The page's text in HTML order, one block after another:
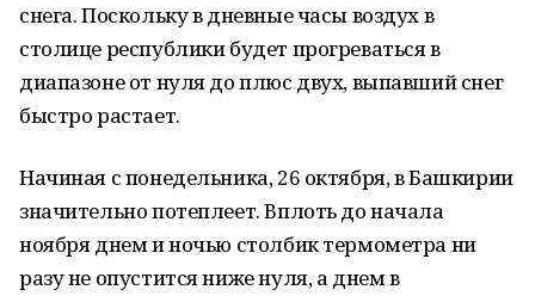
снега. Поскольку в дневные часы воздух в
столице республики будет прогреваться в
диапазоне от нуля до плюс двух, выпавший снег
быстро растает.
Начиная с понедельника, 26 октября, в Башкирии
значительно потеплеет. Вплоть до начала
ноября днем и ночью столбик термометра ни
разу не опустится ниже нуля, а днем в